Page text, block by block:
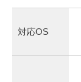
対応OS